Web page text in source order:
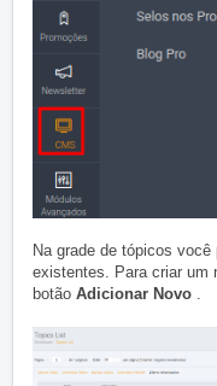
Na grade de tópicos
existentes. Para criar um
botão Adicionar Novo .